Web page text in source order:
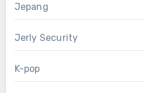
Jepang
Jerly Security
K-pop